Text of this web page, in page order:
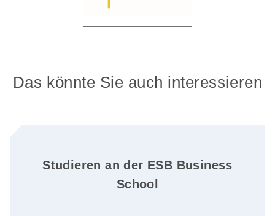
Das könnte Sie auch interessieren
Studieren an der ESB Business
School